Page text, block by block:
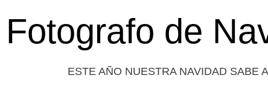
Fotografo de
ESTE AÑO NUESTRA NAVIDAD SABE